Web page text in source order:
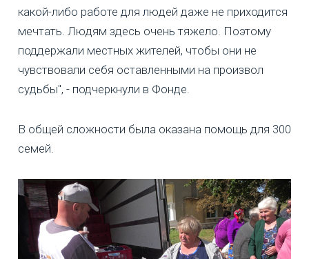
какой-либо работе для людей даже не приходится
мечтать. Людям здесь очень тяжело. Поэтому
поддержали местных жителей, чтобы они не
чувствовали себя оставленными на произвол
судьбы", - подчеркнули в Фонде.
В общей сложности была оказана помощь для 300
семей.